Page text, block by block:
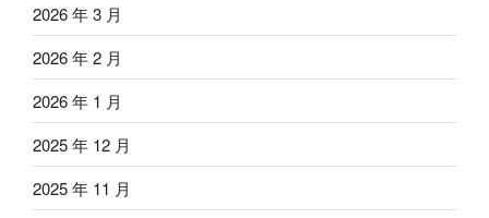
2026 年 3 月
2026 年 2 月
2026 年 1 月
2025 年 12 月
2025 年 11 月